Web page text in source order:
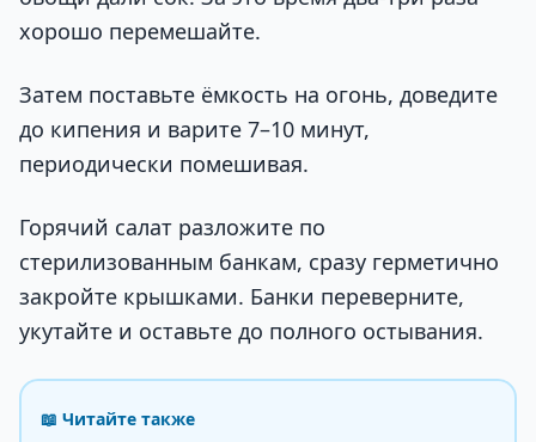
хорошо перемешайте.
Затем поставьте ёмкость на огонь, доведите
до кипения и варите 7–10 минут,
периодически помешивая.
Горячий салат разложите по
стерилизованным банкам, сразу герметично
закройте крышками. Банки переверните,
укутайте и оставьте до полного остывания.
📖 Читайте также